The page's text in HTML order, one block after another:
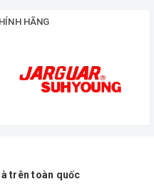
HÃNG
trên toàn quốc